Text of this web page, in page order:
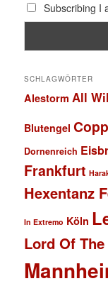
Subscribing I
SCHLAGWÖRTER
Alestorm All
Blutengel
Dornenreich
Frankfurt
Hexentanz
In Extremo Köln
Lord Of